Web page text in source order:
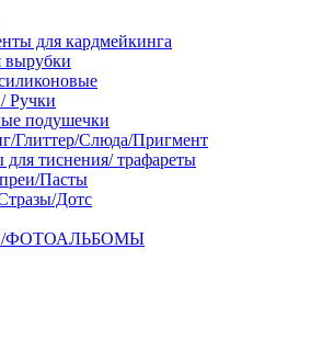
для кардмейкинга
Ручки
подушечки
Глиттер/Слюда/Пригмент
тиснения/ трафареты
Пасты
Дотс
ФОТОАЛЬБОМЫ